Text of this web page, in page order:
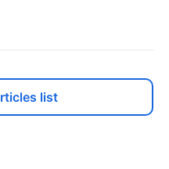
list